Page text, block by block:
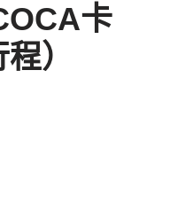
卡
）